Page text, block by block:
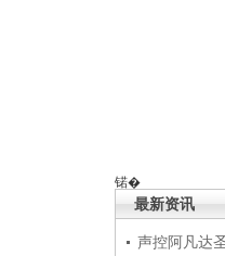
锘�
最新资讯
声控阿凡达